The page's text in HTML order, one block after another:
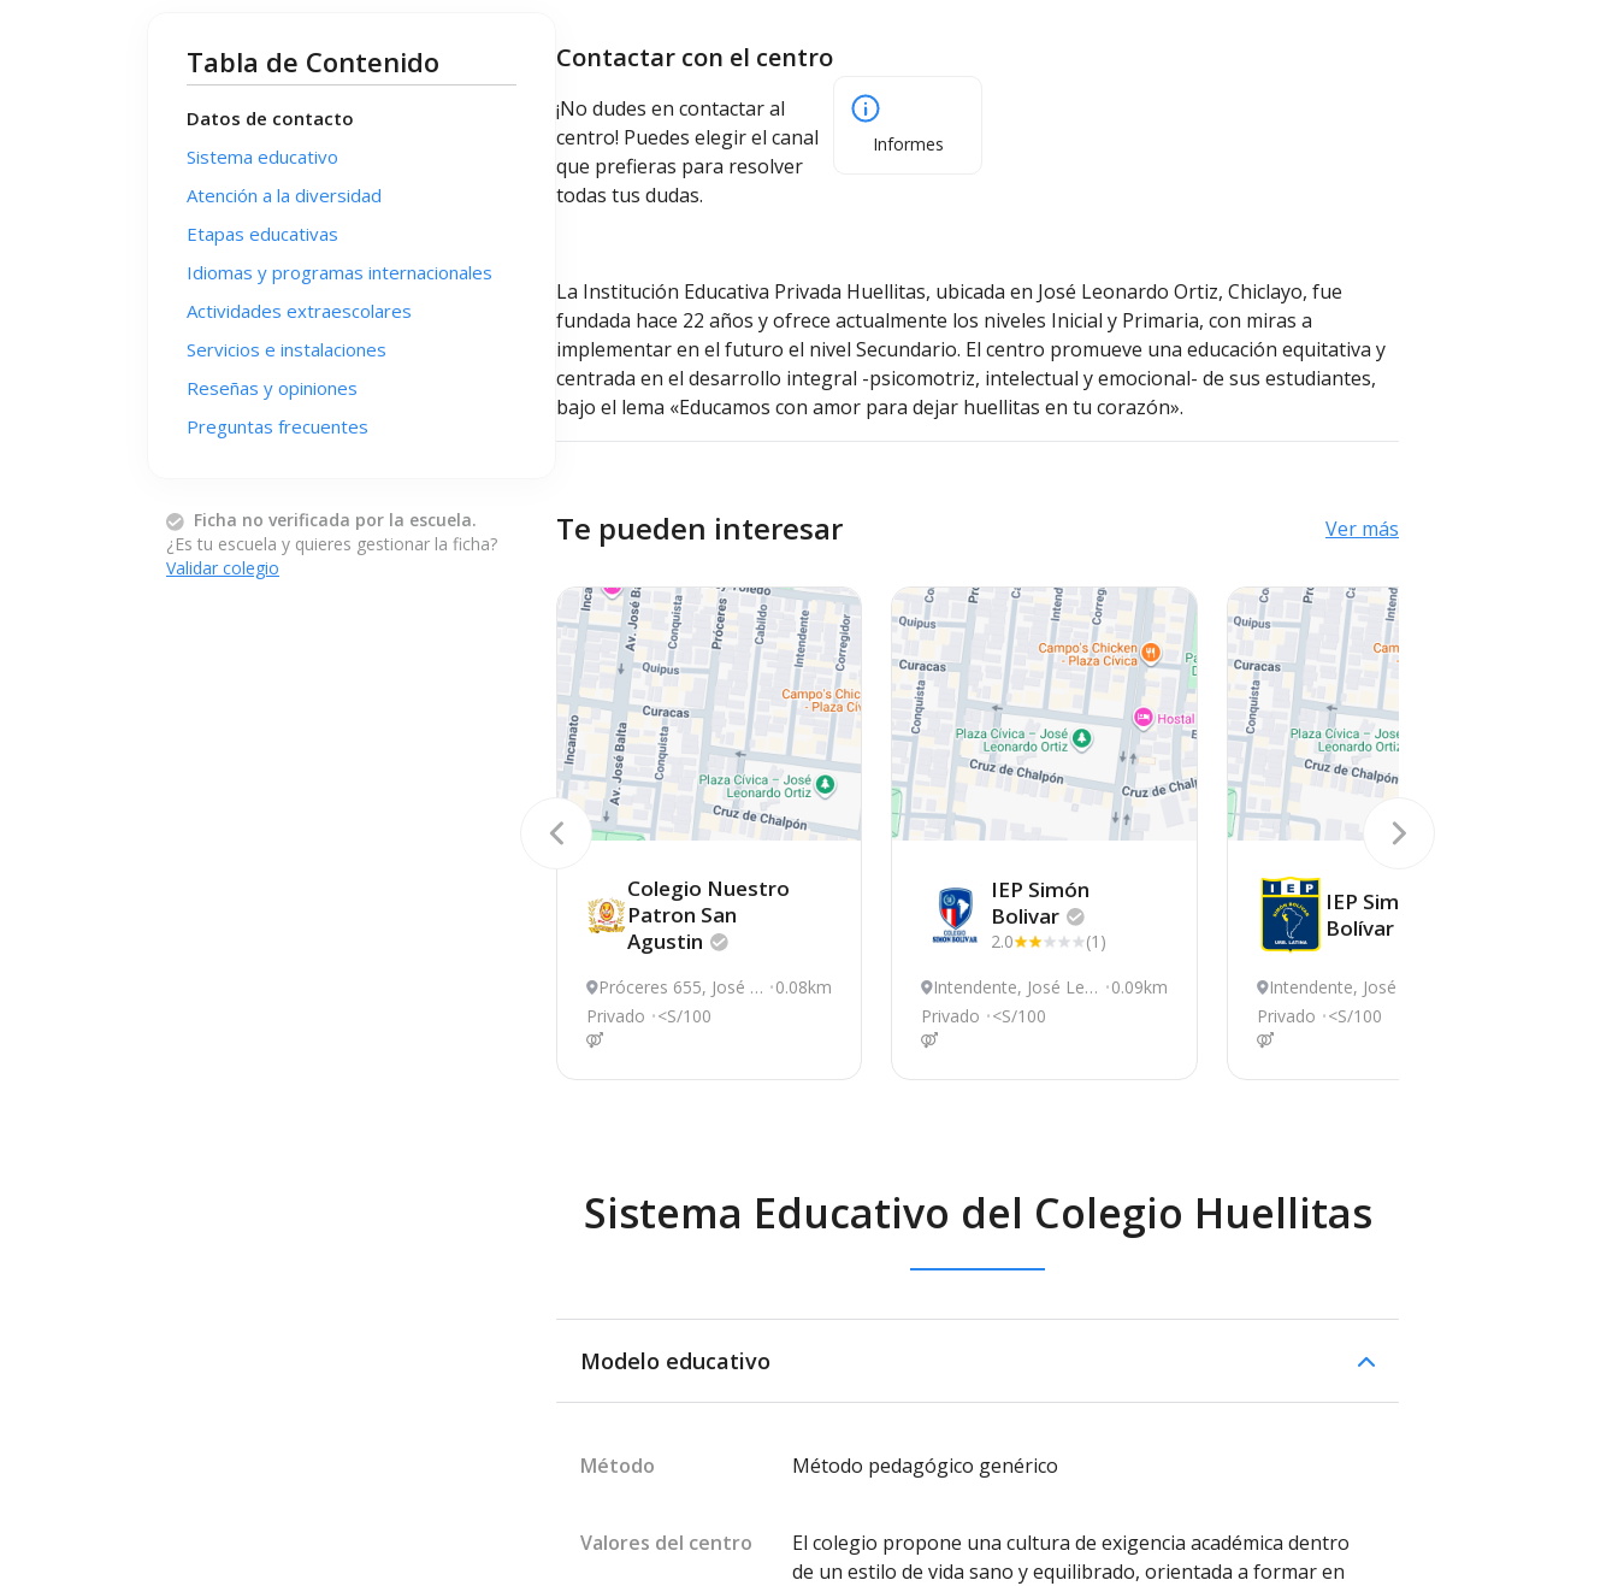
Tabla de Contenido
Datos de contacto
Sistema educativo
Atención a la diversidad
Etapas educativas
Idiomas y programas internacionales
Actividades extraescolares
Servicios e instalaciones
Reseñas y opiniones
Preguntas frecuentes
Ficha no verificada por la escuela.
¿Es tu escuela y quieres gestionar la ficha?
Validar colegio
Contactar con el centro
¡No dudes en contactar al
centro! Puedes elegir el canal
que prefieras para resolver
todas tus dudas.
Informes
La Institución Educativa Privada Huellitas, ubicada en José Leonardo Ortiz, Chiclayo, fue
fundada hace 22 años y ofrece actualmente los niveles Inicial y Primaria, con miras a
implementar en el futuro el nivel Secundario. El centro promueve una educación equitativa y
centrada en el desarrollo integral -psicomotriz, intelectual y emocional- de sus estudiantes,
bajo el lema «Educamos con amor para dejar huellitas en tu corazón».
Te pueden interesar Ver más
Colegio Nuestro
Patron San
Agustin
Próceres 655, José L
eonardo Ortiz
0.08km
Privado
<S/100
IEP Simón
Bolivar
2.0
(1)
Intendente, José Leo
nardo Ortiz
0.09km
Privado
<S/100
IEP Simón
Bolívar
Intendente, José Leo
nardo Ortiz
Privado
<S/100
Sistema Educativo del Colegio Huellitas
Modelo educativo
Método Método pedagógico genérico
Valores del centro
El colegio propone una cultura de exigencia académica dentro
de un estilo de vida sano y equilibrado, orientada a formar en